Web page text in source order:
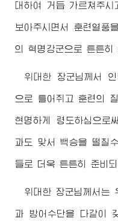
대하여 거듭 가르쳐주시
보아주시면서 훈련열풍
의 혁명강군으로 튼튼히
위대한 장군님 께서 인
으로 틀어쥐고 훈련의
현명하게 령도하심으
과도 맞서 백승을 떨칠
들로 더욱 튼튼히 준비되
위대한 장군님 께서는
과 방어수단을 다같이